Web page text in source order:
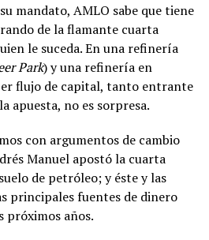
mandato, AMLO sabe que tiene
de la flamante cuarta
le suceda. En una refinería
Park) y una refinería en
flujo de capital, tanto entrante
apuesta, no es sorpresa.
con argumentos de cambio
Manuel apostó la cuarta
de petróleo; y éste y las
principales fuentes de dinero
próximos años.